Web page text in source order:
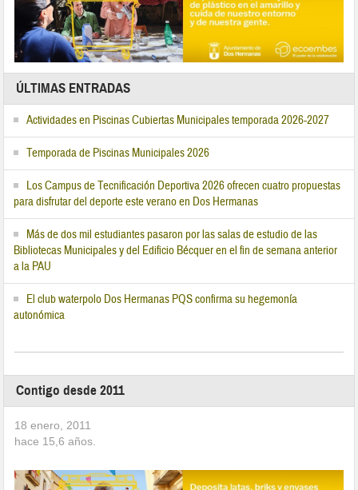
ÚLTIMAS ENTRADAS
Actividades en Piscinas Cubiertas Municipales temporada 2026-2027
Temporada de Piscinas Municipales 2026
Los Campus de Tecnificación Deportiva 2026 ofrecen cuatro propuestas
para disfrutar del deporte este verano en Dos Hermanas
Más de dos mil estudiantes pasaron por las salas de estudio de las
Bibliotecas Municipales y del Edificio Bécquer en el fin de semana anterior
a la PAU
El club waterpolo Dos Hermanas PQS confirma su hegemonía
autonómica
Contigo desde 2011
18 enero, 2011
hace 15,6 años.